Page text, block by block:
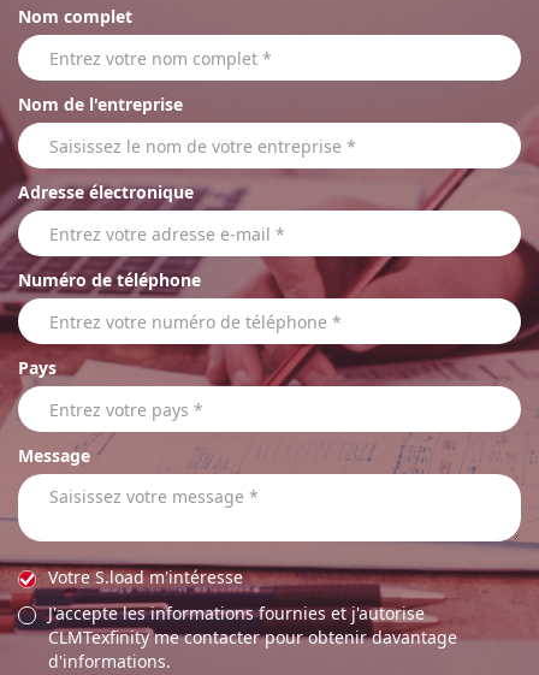
Nom complet
Nom de l'entreprise
Adresse électronique
Numéro de téléphone
Pays
Message
Votre S.load m'intéresse
J'accepte les informations fournies et j'autorise
CLMTexfinity me contacter pour obtenir davantage
d'informations.